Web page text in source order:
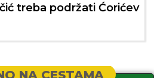
treba podržati Ćorićev
NA CESTAMA